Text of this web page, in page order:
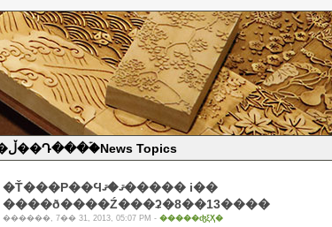
�ڵ��Դ���ۡ�News Topics
�Ť���Ρ��Ϥޤ�ޤ����� i��
����ð����Ź���ʡ�8��13����
������, 7�� 31, 2013, 05:07 PM - �����ʤξҲ�